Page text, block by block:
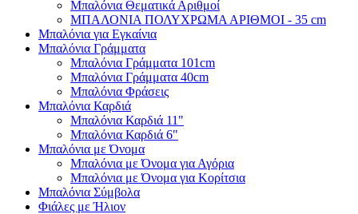
Μπαλόνια Θεματικά Αριθμοί
ΜΠΑΛΟΝΙΑ ΠΟΛΥΧΡΩΜΑ ΑΡΙΘΜΟΙ - 35 cm
Μπαλόνια για Εγκαίνια
Μπαλόνια Γράμματα
Μπαλόνια Γράμματα 101cm
Μπαλόνια Γράμματα 40cm
Μπαλόνια Φράσεις
Μπαλόνια Καρδιά
Μπαλόνια Καρδιά 11"
Μπαλόνια Καρδιά 6"
Μπαλόνια με Όνομα
Μπαλόνια με Όνομα για Αγόρια
Μπαλόνια με Όνομα για Κορίτσια
Μπαλόνια Σύμβολα
Φιάλες με Ήλιον